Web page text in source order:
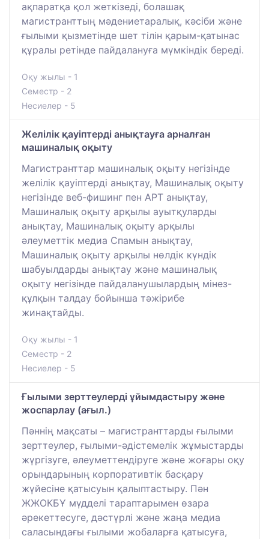
ақпаратқа қол жеткізеді, болашақ
магистранттың мәдениетаралық, кәсіби және
ғылыми қызметінде шет тілін қарым-қатынас
құралы ретінде пайдалануға мүмкіндік береді.
Оқу жылы - 1
Семестр - 2
Несиелер - 5
Желілік қауіптерді анықтауға арналған
машиналық оқыту
Магистранттар машиналық оқыту негізінде
желілік қауіптерді анықтау, Машиналық оқыту
негізінде веб-фишинг пен APT анықтау,
Машиналық оқыту арқылы ауытқуларды
анықтау, Машиналық оқыту арқылы
әлеуметтік медиа Спамын анықтау,
Машиналық оқыту арқылы нөлдік күндік
шабуылдарды анықтау және машиналық
оқыту негізінде пайдаланушылардың мінез-
құлқын талдау бойынша тәжірибе
жинақтайды.
Оқу жылы - 1
Семестр - 2
Несиелер - 5
Ғылыми зерттеулерді ұйымдастыру және
жоспарлау (ағыл.)
Пәннің мақсаты – магистранттарды ғылыми
зерттеулер, ғылыми-әдістемелік жұмыстарды
жүргізуге, әлеуметтендіруге және жоғары оқу
орындарының корпоративтік басқару
жүйесіне қатысуын қалыптастыру. Пән
ЖЖОКБҰ мүдделі тараптарымен өзара
әрекеттесуге, дәстүрлі және жаңа медиа
саласындағы ғылыми жобаларға қатысуға,